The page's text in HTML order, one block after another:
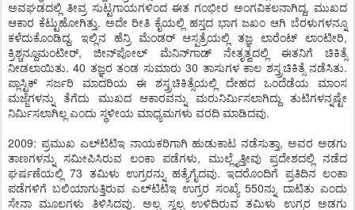
ಅವಘಡದಲ್ಲಿ ತೀವ್ರ ಸುಟ್ಟಗಾಯಗಳಿಂದ ಈತ ಗಂಭೀರ ಅಂಗವಿಕಲನಾಗಿದ್ದ. ಮುಖದ
ಆಕಾರ ಕೆಟ್ಟುಹೋಗಿತ್ತು. ಅದೇ ರೀತಿ ಕೈಯಲ್ಲಿ ಹಸ್ತದ ಭಾಗ ಜಖಂ ಆಗಿ ಬೆರಳುಗಳನ್ನೂ
ಕಳೆದುಕೊಂಡಿದ್ದ. ಇಲ್ಲಿನ ಹೆನ್ರಿ ಮೆಂಡರ್ ಆಸ್ಪತ್ರೆಯಲ್ಲಿ ತಜ್ಞ ಲಾರೆಂಟ್ ಲಾಂಟೀರಿ,
ಕ್ರಿಶ್ಚನ್ದೂಮಂಟೀರ್, ಜೀನ್‌ಪೋಲ್ ಮೆನಿನ್‌ಗಾಡ್ ನೇತೃತ್ವದಲ್ಲಿ ಈತನಿಗೆ ಚಿಕಿತ್ಸೆ
ನೀಡಲಾಯಿತು. 40 ತಜ್ಞರ ತಂಡ ಸುಮಾರು 30 ತಾಸುಗಳ ಕಾಲ ಶಸ್ತ್ರಚಿಕಿತ್ಸೆ ನಡೆಸಿತು.
ಪ್ಲಾಸ್ಟಿಕ್ ಸರ್ಜರಿ ಮಾದರಿಯ ಈ ಶಸ್ತ್ರಚಿಕಿತ್ಸೆಯಲ್ಲಿ ದೇಹದ ಒಂದೆಡೆಯ ಮಾಂಸ
ಮಜ್ಜೆಗಳನ್ನು ತೆಗೆದು ಮುಖದ ಆಕಾರವನ್ನು ಮರುನಿರ್ಮಿಸಲಾಗಿದ್ದು ತುಟಿಗಳನ್ನಷ್ಟೇ
ನಿರ್ಮಿಸಲಾಗಿಲ್ಲ ಎಂದು ಸ್ಥಳೀಯ ಮಾಧ್ಯಮಗಳು ವರದಿ ಮಾಡಿದವು.
2009: ಪ್ರಮುಖ ಎಲ್‌ಟಿಟಿಇ ನಾಯಕರಿಗಾಗಿ ಹುಡುಕಾಟ ನಡೆಸುತ್ತಾ, ಅವರ ಅಡಗು
ತಾಣಗಳನ್ನು ಸಮೀಪಿಸಿರುವ ಲಂಕಾ ಪಡೆಗಳು, ಮುಲ್ಲೈತ್ತೀವು ಪ್ರದೇಶದಲ್ಲಿ ನಡೆದ
ಘರ್ಷಣೆಯಲ್ಲಿ 73 ತಮಿಳು ಉಗ್ರರನ್ನು ಹತ್ಯೆಗೈದವು. ಇದರೊಂದಿಗೆ ಪ್ರತಿದಿನ ಲಂಕಾ
ಪಡೆಗಳಿಗೆ ಬಲಿಯಾಗುತ್ತಿರುವ ಎಲ್‌ಟಿಟಿಇ ಉಗ್ರರ ಸಂಖ್ಯೆ 550ನ್ನು ದಾಟಿತು ಎಂದು
ಸೇನಾ ಮೂಲಗಳು ತಿಳಿಸಿದವು. ಅಲ್ಪ ಸ್ವಲ್ಪ ಉಳಿದಿರುವ ತಮಿಳು ಉಗ್ರರ ಅಡಗು